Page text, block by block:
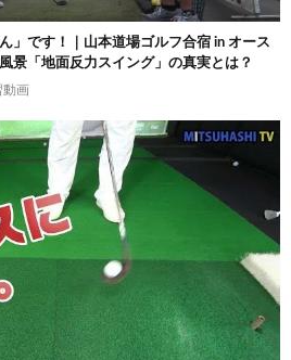
」です！｜山本道場ゴルフ合宿 in オース
景「地面反力スイング」の真実とは？
動画